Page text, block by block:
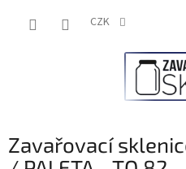
CZK
Zavařovací